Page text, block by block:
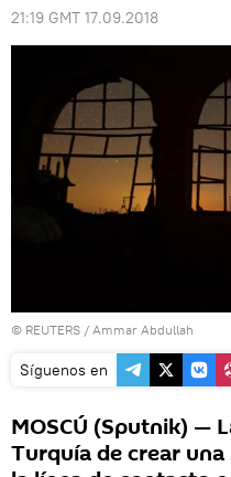
21:19 GMT 17.09.2018
© REUTERS / Ammar Abdullah
Síguenos en
MOSCÚ (Sputnik) —
Turquía de crear